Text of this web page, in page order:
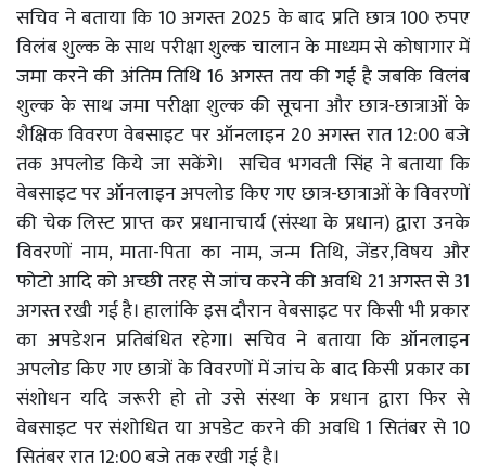
सचिव ने बताया कि 10 अगस्त 2025 के बाद प्रति छात्र 100 रुपए
विलंब शुल्क के साथ परीक्षा शुल्क चालान के माध्यम से कोषागार में
जमा करने की अंतिम तिथि 16 अगस्त तय की गई है जबकि विलंब
शुल्क के साथ जमा परीक्षा शुल्क की सूचना और छात्र-छात्राओं के
शैक्षिक विवरण वेबसाइट पर ऑनलाइन 20 अगस्त रात 12:00 बजे
तक अपलोड किये जा सकेंगे। सचिव भगवती सिंह ने बताया कि
वेबसाइट पर ऑनलाइन अपलोड किए गए छात्र-छात्राओं के विवरणों
की चेक लिस्ट प्राप्त कर प्रधानाचार्य (संस्था के प्रधान) द्वारा उनके
विवरणों नाम, माता-पिता का नाम, जन्म तिथि, जेंडर,विषय और
फोटो आदि को अच्छी तरह से जांच करने की अवधि 21 अगस्त से 31
अगस्त रखी गई है। हालांकि इस दौरान वेबसाइट पर किसी भी प्रकार
का अपडेशन प्रतिबंधित रहेगा। सचिव ने बताया कि ऑनलाइन
अपलोड किए गए छात्रों के विवरणों में जांच के बाद किसी प्रकार का
संशोधन यदि जरूरी हो तो उसे संस्था के प्रधान द्वारा फिर से
वेबसाइट पर संशोधित या अपडेट करने की अवधि 1 सितंबर से 10
सितंबर रात 12:00 बजे तक रखी गई है।